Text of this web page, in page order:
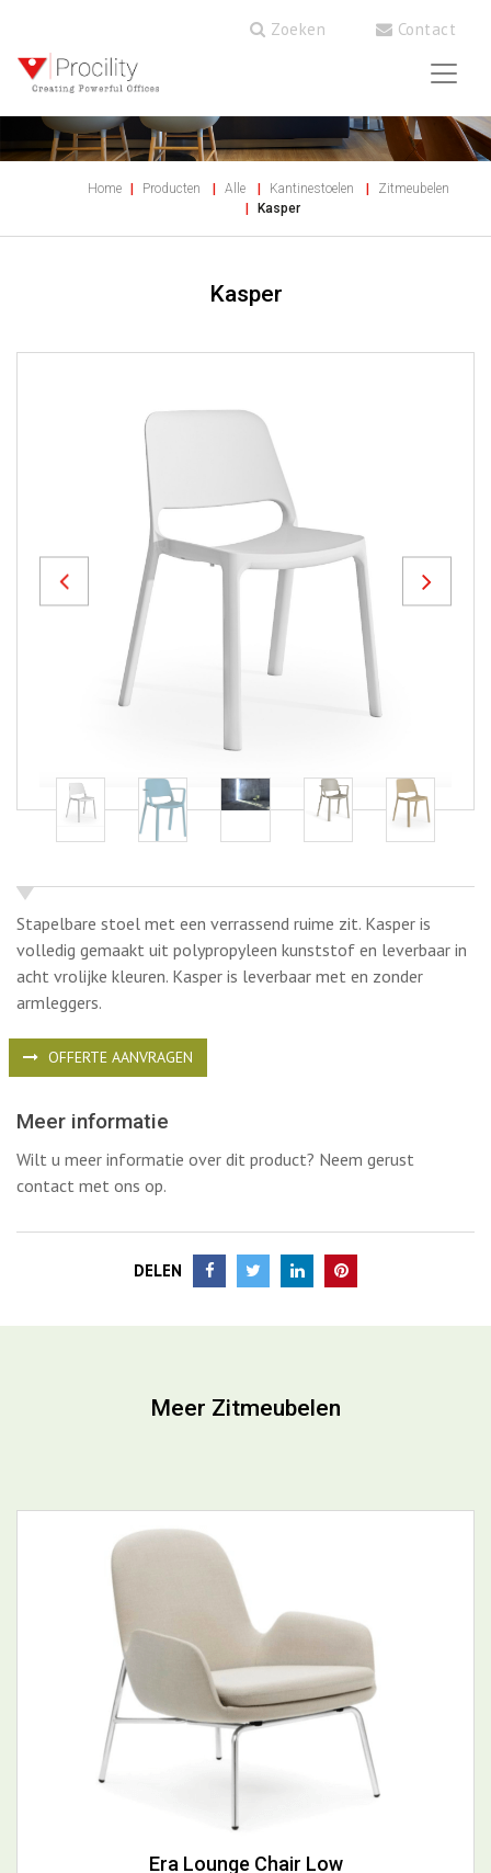
Zoeken Contact
Home Producten Alle Kantinestoelen
Zitmeubelen
Kasper
Kasper
Previous Next
Stapelbare stoel met een verrassend ruime zit. Kasper is
volledig gemaakt uit polypropyleen kunststof en leverbaar in
acht vrolijke kleuren. Kasper is leverbaar met en zonder
armleggers.
OFFERTE AANVRAGEN
Meer informatie
Wilt u meer informatie over dit product? Neem gerust
contact met ons op.
DELEN
Meer Zitmeubelen
Era Lounge Chair Low